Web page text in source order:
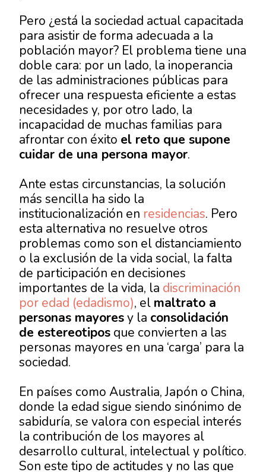
Pero ¿está la sociedad actual capacitada
para asistir de forma adecuada a la
población mayor? El problema tiene una
doble cara: por un lado, la inoperancia
de las administraciones públicas para
ofrecer una respuesta eficiente a estas
necesidades y, por otro lado, la
incapacidad de muchas familias para
afrontar con éxito el reto que supone
cuidar de una persona mayor.
Ante estas circunstancias, la solución
más sencilla ha sido la
institucionalización en residencias. Pero
esta alternativa no resuelve otros
problemas como son el distanciamiento
o la exclusión de la vida social, la falta
de participación en decisiones
importantes de la vida, la discriminación
por edad (edadismo), el maltrato a
personas mayoresy la consolidación
de estereotipos que convierten a las
personas mayores en una ‘carga’ para la
sociedad.
En países como Australia, Japón o China,
donde la edad sigue siendo sinónimo de
sabiduría, se valora con especial interés
la contribución de los mayores al
desarrollo cultural, intelectual y político.
Son este tipo de actitudes y no las que